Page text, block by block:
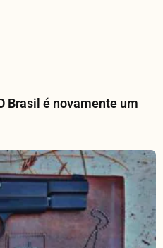
Brasil é novamente um